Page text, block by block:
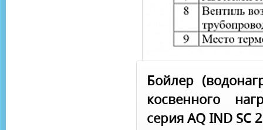
Бойлер
косвенного
серия AQ IND SC